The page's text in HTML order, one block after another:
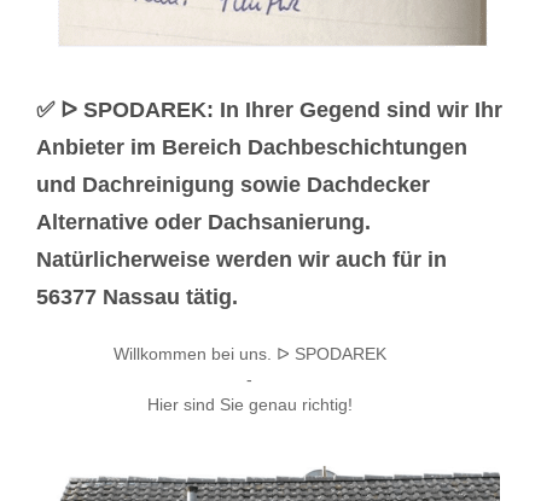
✅ ᐅ SPODAREK: In Ihrer Gegend sind wir Ihr
Anbieter im Bereich Dachbeschichtungen
und Dachreinigung sowie Dachdecker
Alternative oder Dachsanierung.
Natürlicherweise werden wir auch für in
56377 Nassau tätig.
Willkommen bei uns. ᐅ SPODAREK
-
Hier sind Sie genau richtig!